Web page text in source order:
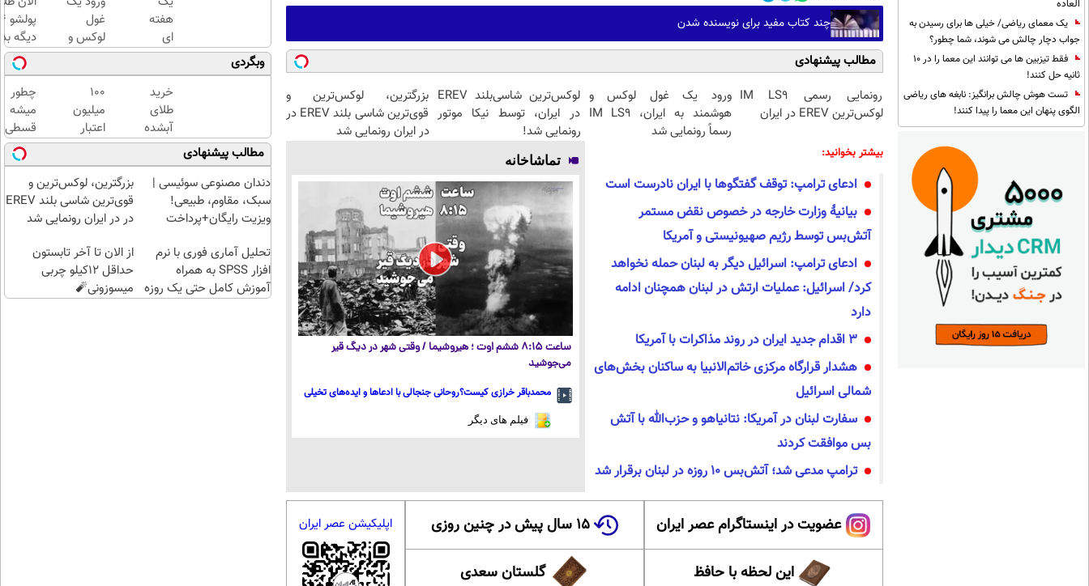
العاده
یک معمای ریاضی/ خیلی ها برای رسیدن به
جواب دچار چالش می شوند، شما چطور؟
فقط تیزبین ها می توانند این معما را در 10
ثانیه حل کنند!
تست هوش چالش برانگیز: نابغه های ریاضی
الگوی پنهان این معما را پیدا کنند!
چند کتاب مفید برای نویسنده شدن
مطالب پیشنهادی
رونمایی رسمی IM LS9
لوکس‌ترین EREV در ایران
ورود یک غول لوکس و
هوشمند به ایران، IM LS9
رسماً رونمایی شد
لوکس‌ترین شاسی‌بلند EREV
در ایران، توسط نیکا موتور
رونمایی شد!
بزرگترین، لوکس‌ترین و
قوی‌ترین شاسی بلند EREV در
در ایران رونمایی شد
بیشتر بخوانید:
ادعای ترامپ: توقف گفتگوها با ایران نادرست است
بیانیهٔ وزارت خارجه در خصوص نقض مستمر
آتش‌بس توسط رژیم صهیونیستی و آمریکا
ادعای ترامپ: اسرائیل دیگر به لبنان حمله نخواهد
کرد/ اسرائیل: عملیات ارتش در لبنان همچنان ادامه
دارد
۳ اقدام جدید ایران در روند مذاکرات با آمریکا
هشدار قرارگاه مرکزی خاتم‌الانبیا به ساکنان بخش‌های
شمالی اسرائیل
سفارت لبنان در آمریکا: نتانیاهو و حزب‌الله با آتش
بس موافقت کردند
ترامپ مدعی شد؛ آتش‌بس ۱۰ روزه در لبنان برقرار شد
تماشاخانه
ساعت ۸:۱۵ ششم اوت ؛ هیروشیما / وقتی شهر در دیگ قیر
می‌جوشید
محمدباقر خرازی کیست؟روحانی جنجالی با ادعاها و ایده‌های تخیلی
فیلم های دیگر
عضویت در اینستاگرام عصر ایران ۱۵ سال پیش در چنین روزی
این لحظه با حافظ گلستان سعدی
اپلیکیشن عصر ایران
هفته
ای
کتابت
را با
مجوز
رسمی
چاپ
کن !
کلیک
کن تا
فرصت
هست
غول
لوکس و
هوشمند
به ایران،
IM LS9
رسماً
رونمایی
شد
دیگه
طلا با
بی‌بهره
وبگردی
خرید
طلای
آبشده
حتی با
۱۰۰هزارتومان
100
میلیون
اعتبار
خرید
طلای
آب
شده
بگیر
چطور
میشه
قسطی
طلا
خرید |
با
طلاسی
پس
کنید
مطالب پیشنهادی
دندان مصنوعی سوئیسی |
سبک، مقاوم، طبیعی!
ویزیت رایگان+پرداخت
بزرگترین، لوکس‌ترین و
قوی‌ترین شاسی بلند EREV
در در ایران رونمایی شد
تحلیل آماری فوری با نرم
افزار SPSS به همراه
آموزش کامل حتی یک روزه
از الان تا آخر تابستون
حداقل 12کیلو چربی
میسوزونی🧨